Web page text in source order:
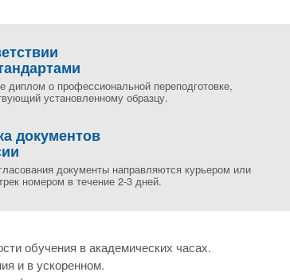
диплом о профессиональной переподготовке,
установленному образцу.
документов
документы направляются курьером или
номером в течение 2-3 дней.
обучения в академических часах.
и в ускоренном.